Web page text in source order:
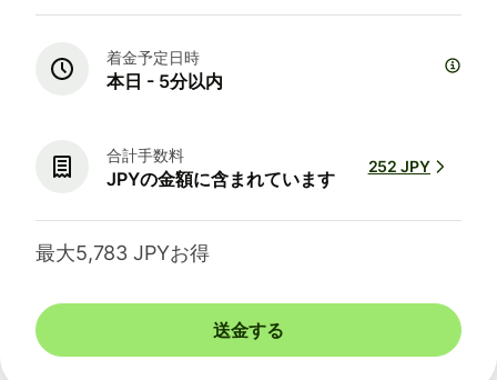
着金予定日時
本日 - 5分以内
合計手数料
JPYの金額に含まれています
252 JPY
最大5,783 JPYお得
送金する